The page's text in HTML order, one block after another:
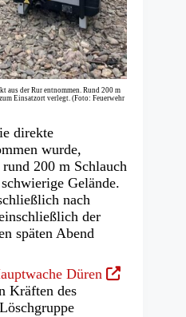
aus der Rur entnommen. Rund 200 m
Einsatzort verlegt. (Foto: Feuerwehr
direkte
wurde,
200 m Schlauch
Gelände.
nach
der
späten Abend
Düren (Öffnet
Kräften des